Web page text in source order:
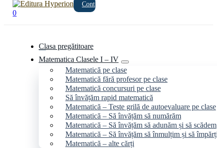
Cont
0
Clasa pregătitoare
Matematica Clasele I – IV
Matematică pe clase
Matematică fără profesor pe clase
Matematică concursuri pe clase
Să învățăm rapid matematică
Matematică – Teste grilă de autoevaluare pe clase
Matematică – Să învățăm să numărăm
Matematică – Să învățăm să adunăm și să scădem
Matematică – Să învățăm să înmulțim și să
Matematică – alte cărți